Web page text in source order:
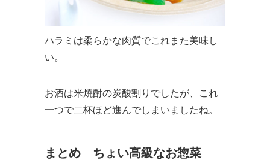
ハラミは柔らかな肉質でこれまた美味し
い。
お酒は米焼酎の炭酸割りでしたが、これ
一つで二杯ほど進んでしまいましたね。
まとめ ちょい高級なお惣菜